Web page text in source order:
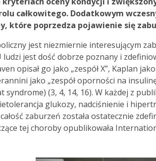
całkowitego. Dodatkowym
które poprzedza pojawienie się
jest niezmiernie interesującym
ludzi jest dość dobrze poznany i
opisał go jako „zespół X”, Kaplan
jako „zespół oporności na
syndrome) (3, 4, 14, 16). W każdej z
glukozy, nadciśnienie i
zaburzeń została ostatecznie
tej choroby opublikowała